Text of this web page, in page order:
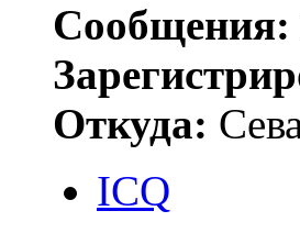
Сообщения:
Откуда:
ICQ